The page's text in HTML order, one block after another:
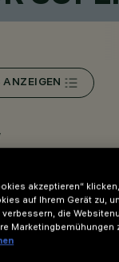
für 5 optischen
für Einbau an
akzeptieren“
auf Ihrem Gerät zu,
die
Marketingbemühungen